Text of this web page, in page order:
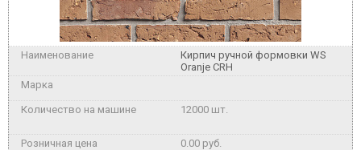
Кирпич ручной формовки WS
Oranje CRH
12000 шт.
0.00 руб.